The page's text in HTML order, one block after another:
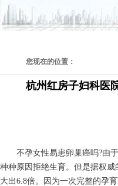
您现在的位置：
杭州红房子妇科医
不孕女性易患卵巢癌吗?由于
种种原因拒绝生育。但是据权
大出6.8倍。因为一次完整的孕